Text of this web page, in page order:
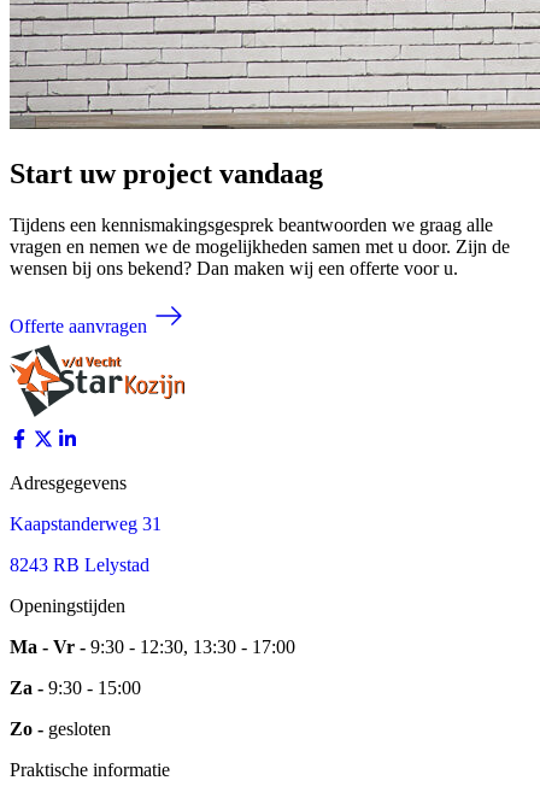
Start uw project vandaag
Tijdens een kennismakingsgesprek beantwoorden we graag alle
vragen en nemen we de mogelijkheden samen met u door. Zijn de
wensen bij ons bekend? Dan maken wij een offerte voor u.
Offerte aanvragen
Adresgegevens
Kaapstanderweg 31
8243 RB Lelystad
Openingstijden
Ma - Vr - 9:30 - 12:30, 13:30 - 17:00
Za - 9:30 - 15:00
Zo - gesloten
Praktische informatie